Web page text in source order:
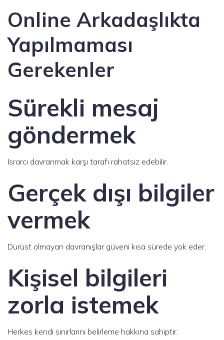
Online Arkadaşlıkta
Yapılmaması
Gerekenler
Sürekli mesaj
göndermek
Israrcı davranmak karşı tarafı rahatsız edebilir.
Gerçek dışı bilgiler
vermek
Dürüst olmayan davranışlar güveni kısa sürede yok eder.
Kişisel bilgileri
zorla istemek
Herkes kendi sınırlarını belirleme hakkına sahiptir.